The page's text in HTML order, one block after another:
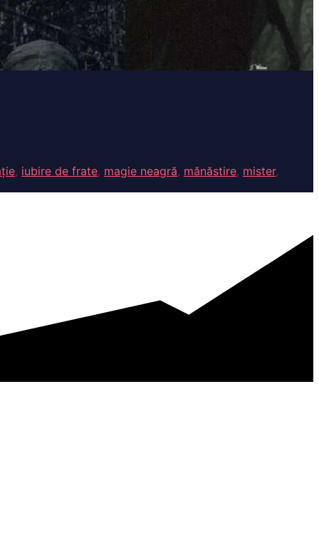
, iubire de frate, magie neagră, mănăstire, mister,